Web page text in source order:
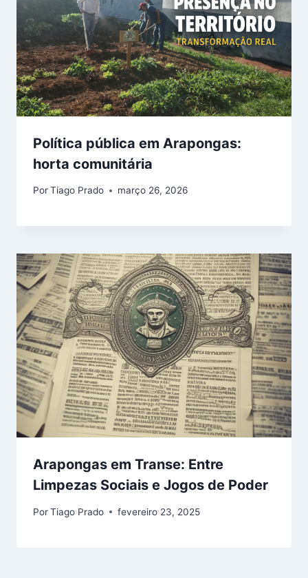
Política pública em Arapongas:
horta comunitária
PorTiago Prado março 26, 2026
Arapongas em Transe: Entre
Limpezas Sociais e Jogos de Poder
PorTiago Prado fevereiro 23, 2025